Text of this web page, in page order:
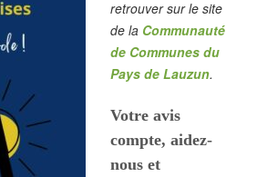
retrouver sur le site
de la Communauté
de Communes du
Pays de Lauzun.
Votre avis
compte, aidez-
nous et